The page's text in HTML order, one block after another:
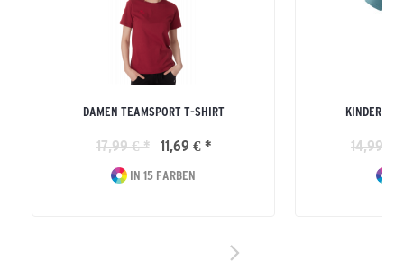
DAMEN TEAMSPORT T-SHIRT
17,99 € * 11,69 € *
IN 15 FARBEN
KINDER
14,99 € *